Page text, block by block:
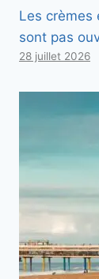
Les crèmes
sont pas
28 juillet 2026